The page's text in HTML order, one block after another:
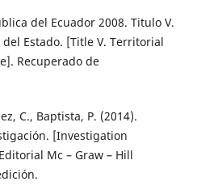
del Ecuador 2008. Titulo V.
Estado. [Title V. Territorial
Recuperado de
C., Baptista, P. (2014).
[Investigation
Mc – Graw – Hill